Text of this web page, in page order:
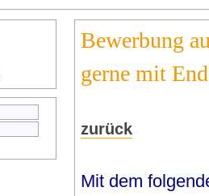
Bewerbung
gerne mit
zurück
Mit dem